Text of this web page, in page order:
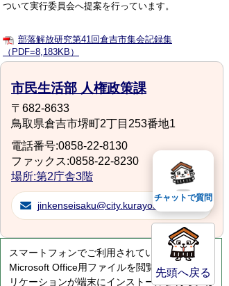
ついて実行委員会へ提案を行っています。
部落解放研究第41回倉吉市集会記録集
（PDF=8,183KB）
市民生活部 人権政策課
〒682-8633
鳥取県倉吉市堺町2丁目253番地1
電話番号:0858-22-8130
ファックス:0858-22-8230
場所:第2庁舎3階
jinkenseisaku@city.kurayoshi.lg.jp
スマートフォンでご利用されている場合、
Microsoft Office用ファイルを閲覧できるアプ
リケーションが端末にインストールされていな
先頭へ戻る
チャットで質問